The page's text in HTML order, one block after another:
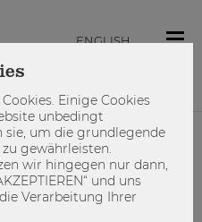
ENGLISH
Einige Cookies
unbedingt
um die grundlegende
gewährleisten.
wir hingegen nur dann,
und uns
Verarbeitung Ihrer